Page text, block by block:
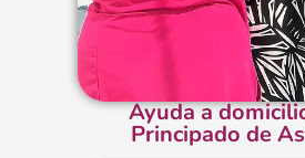
Ayuda a
Principado de